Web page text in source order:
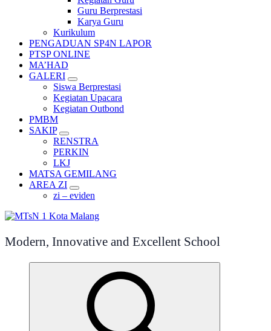
Guru Berprestasi
Karya Guru
Kurikulum
PENGADUAN SP4N LAPOR
PTSP ONLINE
MA’HAD
GALERI
Siswa Berprestasi
Kegiatan Upacara
Kegiatan Outbond
PMBM
SAKIP
RENSTRA
PERKIN
LKJ
MATSA GEMILANG
AREA ZI
zi – eviden
Modern, Innovative and Excellent School